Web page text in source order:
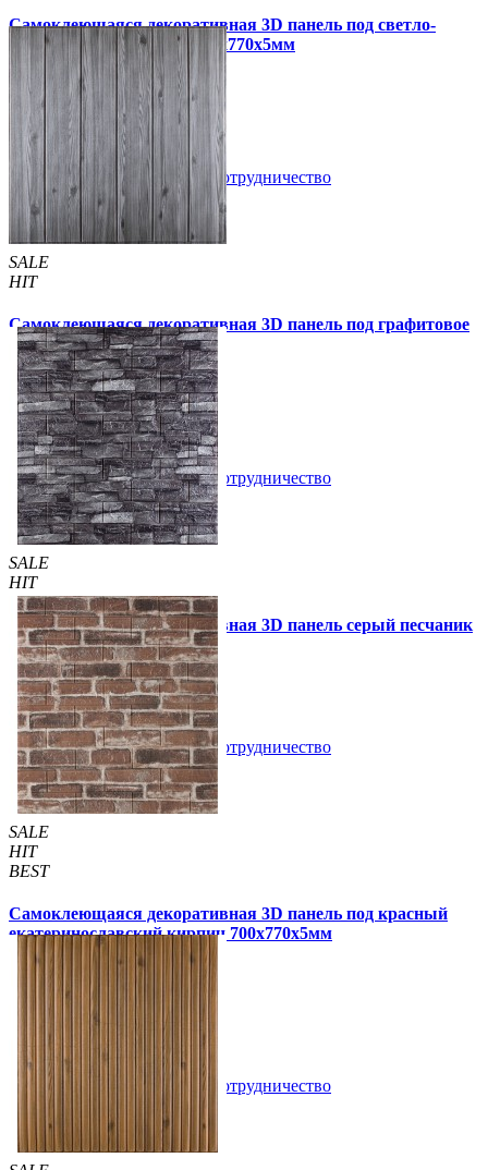
Самоклеющаяся декоративная 3D панель под светло-
серый кирпич полоска 700x770x5мм
109 грн /шт 170 грн/шт
Купить В закладки Сотрудничество
SALE
HIT
Самоклеющаяся декоративная 3D панель под графитовое
дерево 700x700x5мм
99 грн/шт 170 грн/шт
Купить В закладки Сотрудничество
SALE
HIT
Самоклеющаяся декоративная 3D панель серый песчаник
700x770x3мм (59-3)
69 грн/шт 140 грн/шт
Купить В закладки Сотрудничество
SALE
HIT
BEST
Самоклеющаяся декоративная 3D панель под красный
екатеринославский кирпич 700x770x5мм
105 грн 180 грн
4 отзывов
В закладки Сотрудничество